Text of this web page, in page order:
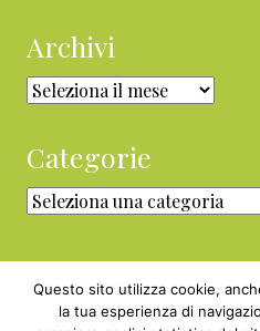
Archivi
Archivi
Categorie
Categorie
Questo sito utilizza cookie,
la tua esperienza di